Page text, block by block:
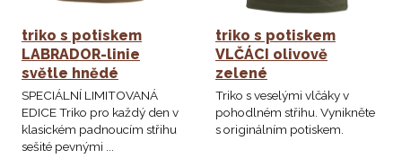
triko s potiskem
LABRADOR-linie
světle hnědé
SPECIÁLNÍ LIMITOVANÁ
EDICE Triko pro každý den v
klasickém padnoucím střihu
sešité pevnými ...
triko s potiskem
VLČÁCI olivově
zelené
Triko s veselými vlčáky v
pohodlném střihu. Vynikněte
s originálním potiskem.